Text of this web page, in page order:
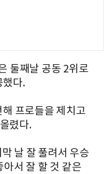
둘째날 공동 2위로
했다.
프로들을 제치고
렸다.
날 잘 풀려서 우승
아서 잘 할 것 같은